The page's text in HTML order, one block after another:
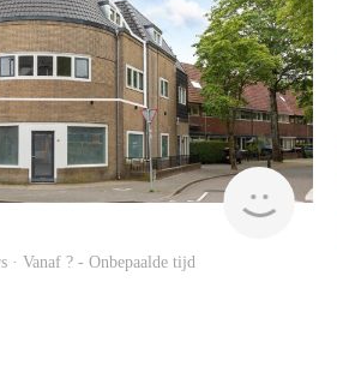
NEW
· Vanaf ? - Onbepaalde tijd